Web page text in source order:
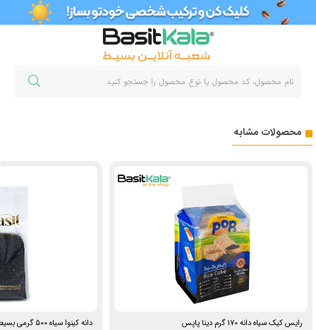
محصولات مشابه
رایس کیک سیاه دانه 170 گرم دینا پاپس دانه کینوا سیاه 500 گرمی بسیط